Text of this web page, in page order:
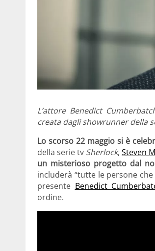
L’attore Benedict
creata dagli showrunner della
Lo scorso 22 maggio si è
della serie tv Sherlock,Steven
un misterioso progetto dal
includerà “tutte le persone
presente Benedict
ordine.